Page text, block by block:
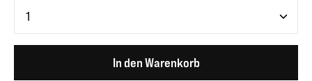
In den Warenkorb